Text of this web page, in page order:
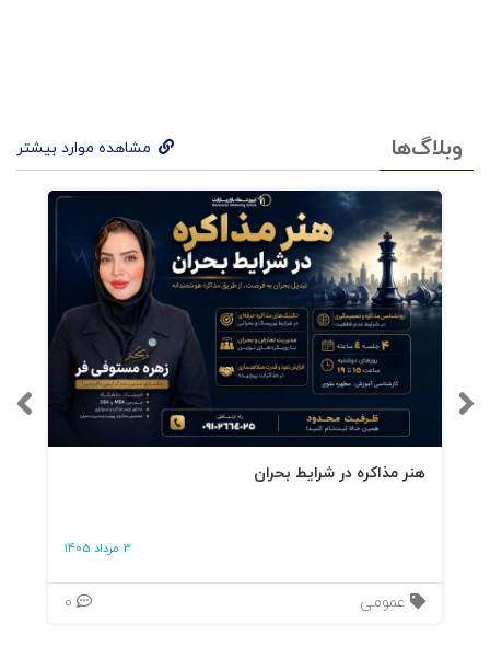
وبلاگ‌ها مشاهده موارد بیشتر
هنر مذاکره در شرایط بحران
3 مرداد 1405
عمومی